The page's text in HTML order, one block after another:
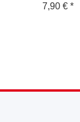
Trockentuch
7,90 € *